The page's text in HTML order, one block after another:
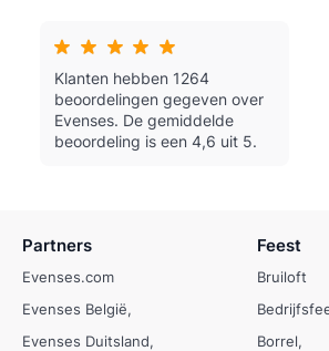
Klanten hebben 1264
beoordelingen gegeven over
Evenses. De gemiddelde
beoordeling is een 4,6 uit 5.
Partners
Evenses.com
Evenses België
Evenses Duitsland
Feest
Bruiloft
Borrel